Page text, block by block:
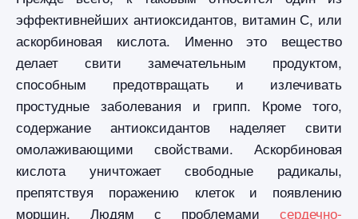
эффективнейших антиоксидантов, витамин С, или
аскорбиновая кислота. Именно это вещество
делает свити замечательным продуктом,
способным предотвращать и излечивать
простудные заболевания и грипп. Кроме того,
содержание антиоксидантов наделяет свити
омолаживающими свойствами. Аскорбиновая
кислота уничтожает свободные радикалы,
препятствуя поражению клеток и появлению
морщин. Людям с проблемами сердечно-